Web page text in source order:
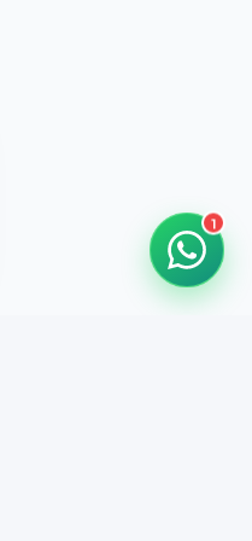
1